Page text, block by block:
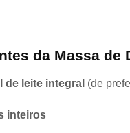
da Massa de
de leite integral (de
inteiros